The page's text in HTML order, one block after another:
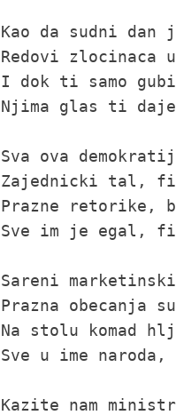
Kao da sudni dan
Redovi zlocinaca
I dok ti samo
Njima glas ti
Sva ova
Zajednicki tal,
Prazne retorike,
Sve im je egal,
Sareni
Prazna obecanja
Na stolu komad
Sve u ime
Kazite nam